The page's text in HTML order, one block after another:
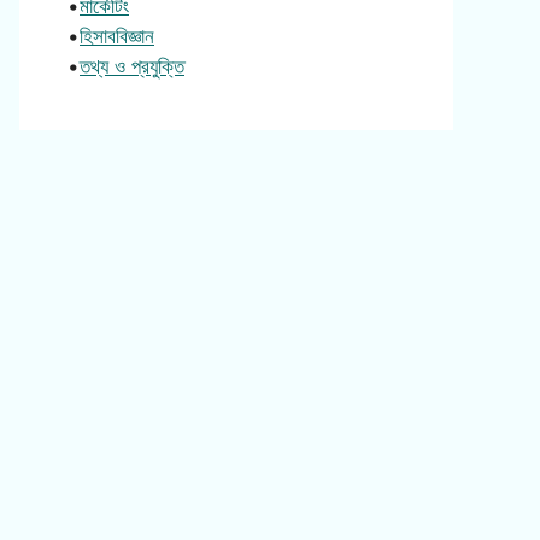
•মার্কেটিং
•হিসাববিজ্ঞান
•তথ্য ও প্রযুক্তি